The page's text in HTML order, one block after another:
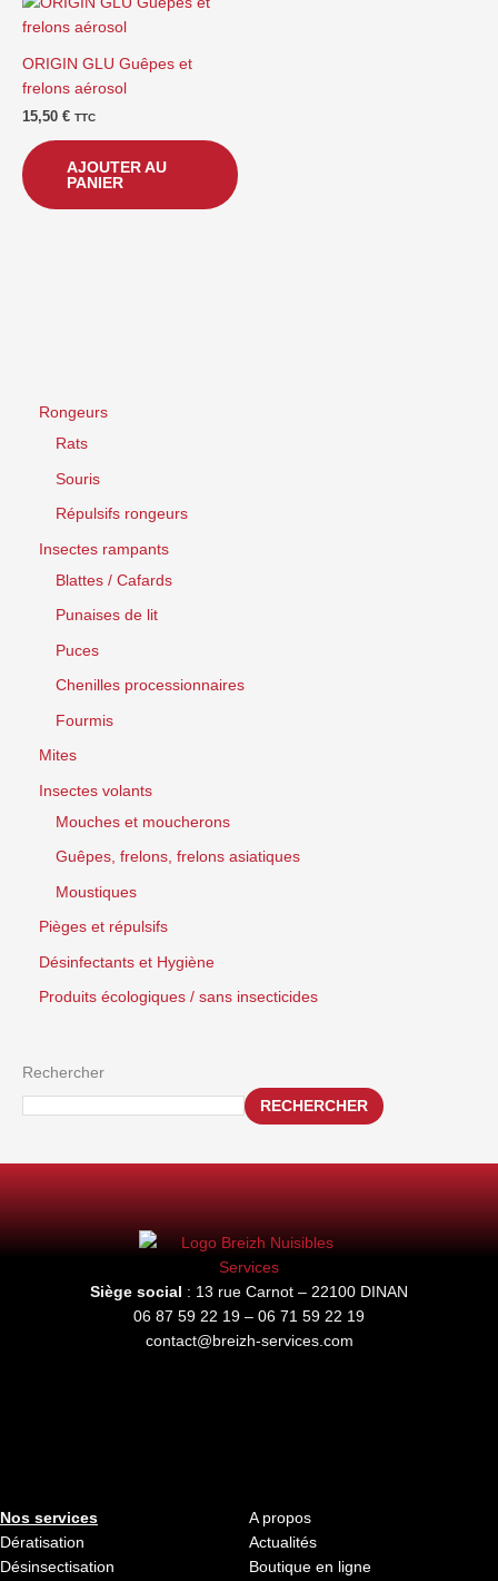
Rongeurs
Rats
Souris
Répulsifs rongeurs
Insectes rampants
Blattes / Cafards
Punaises de lit
Puces
Chenilles processionnaires
Fourmis
Mites
Insectes volants
Mouches et moucherons
Guêpes, frelons, frelons asiatiques
Moustiques
Pièges et répulsifs
Désinfectants et Hygiène
Produits écologiques / sans insecticides
Rechercher
RECHERCHER
ORIGIN GLU Guêpes et
frelons aérosol
15,50 € TTC
AJOUTER AU
PANIER
Siège social : 13 rue Carnot – 22100 DINAN
06 87 59 22 19 – 06 71 59 22 19
contact@breizh-services.com
Nos services
Dératisation
Désinsectisation
A propos
Actualités
Boutique en ligne